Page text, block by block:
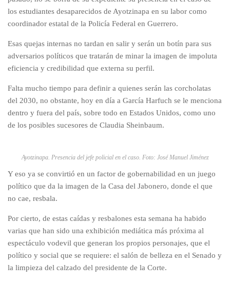
los estudiantes desaparecidos de Ayotzinapa en su labor como
coordinador estatal de la Policía Federal en Guerrero.
Esas quejas internas no tardan en salir y serán un botín para sus
adversarios políticos que tratarán de minar la imagen de impoluta
eficiencia y credibilidad que externa su perfil.
Falta mucho tiempo para definir a quienes serán las corcholatas
del 2030, no obstante, hoy en día a García Harfuch se le menciona
dentro y fuera del país, sobre todo en Estados Unidos, como uno
de los posibles sucesores de Claudia Sheinbaum.
Ayotzinapa. Presencia del jefe policial en el caso. Foto: José Manuel Jiménez
Y eso ya se convirtió en un factor de gobernabilidad en un juego
político que da la imagen de la Casa del Jabonero, donde el que
no cae, resbala.
Por cierto, de estas caídas y resbalones esta semana ha habido
varias que han sido una exhibición mediática más próxima al
espectáculo vodevil que generan los propios personajes, que el
político y social que se requiere: el salón de belleza en el Senado y
la limpieza del calzado del presidente de la Corte.